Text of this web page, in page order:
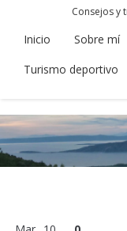
Consejos y
Inicio Sobre mí
Turismo deportivo